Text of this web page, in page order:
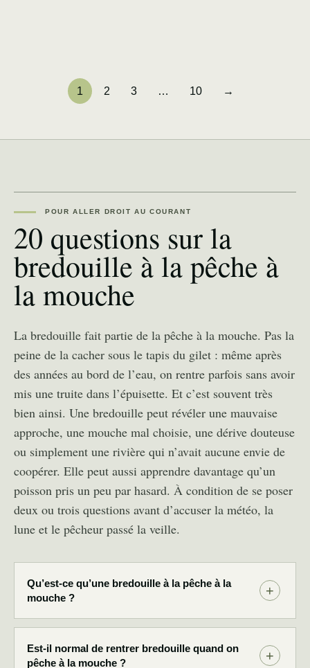
1 2 3 … 10 →
POUR ALLER DROIT AU COURANT
20 questions sur la
bredouille à la pêche à
la mouche
La bredouille fait partie de la pêche à la mouche. Pas la
peine de la cacher sous le tapis du gilet : même après
des années au bord de l’eau, on rentre parfois sans avoir
mis une truite dans l’épuisette. Et c’est souvent très
bien ainsi. Une bredouille peut révéler une mauvaise
approche, une mouche mal choisie, une dérive douteuse
ou simplement une rivière qui n’avait aucune envie de
coopérer. Elle peut aussi apprendre davantage qu’un
poisson pris un peu par hasard. À condition de se poser
deux ou trois questions avant d’accuser la météo, la
lune et le pêcheur passé la veille.
Qu’est-ce qu’une bredouille à la pêche à la
mouche ?
Est-il normal de rentrer bredouille quand on
pêche à la mouche ?